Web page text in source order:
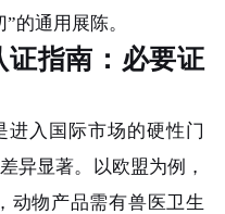
的通用展陈。
指南：必要证
进入国际市场的硬性门
异显著。以欧盟为例，
动物产品需有兽医卫生